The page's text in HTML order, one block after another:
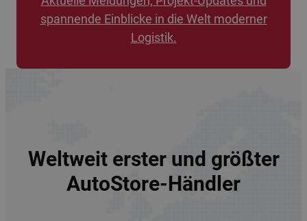
spannende Einblicke in die Welt moderner
Logistik.
Weltweit erster und größter
AutoStore-Händler